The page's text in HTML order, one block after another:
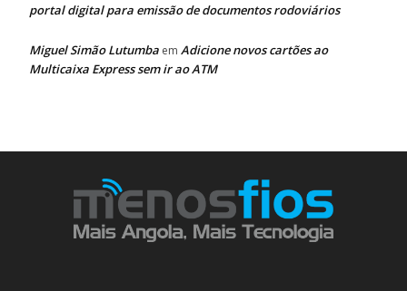
portal digital para emissão de documentos rodoviários
Miguel Simão Lutumba em Adicione novos cartões ao
Multicaixa Express sem ir ao ATM